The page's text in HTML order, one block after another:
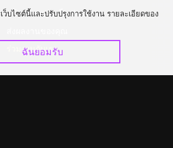
นโยบายความเป็นส่วนตัว
ร่วมงานกับเรา
ว็บไซต์นี้และปรับปรุงการใช้งาน รายละเอียดของ
ฉันยอมรับ